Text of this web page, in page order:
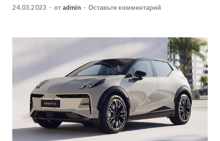
24.03.2023 - от admin - Оставьте комментарий